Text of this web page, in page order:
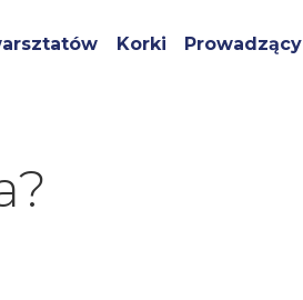
Korki Prowadzący